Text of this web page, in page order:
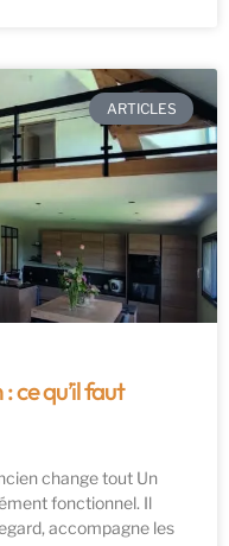
ARTICLES
ce qu’il faut
change tout Un
fonctionnel. Il
accompagne les